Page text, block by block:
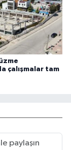
çalışmalar tam